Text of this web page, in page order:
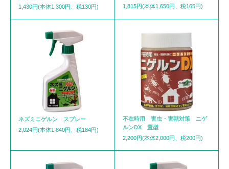
1,430円(本体1,300円、税130円)
1,815円(本体1,650円、税165円)
ネズミニゲルン スプレー
2,024円(本体1,840円、税184円)
不在時用 害虫・害獣対策 ニゲ
ルンDX 置型
2,200円(本体2,000円、税200円)